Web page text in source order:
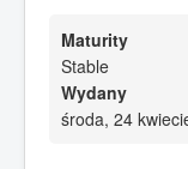
Maturity
Stable
Wydany
środa, 24